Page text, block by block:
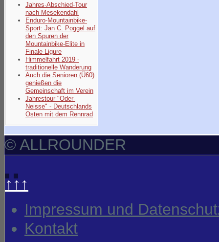
Jahres-Abschied-Tour
nach Mesekendahl
Enduro-Mountainbike-
Sport: Jan C. Poggel auf
den Spuren der
Mountainbike-Elite in
Finale Ligure
Himmelfahrt 2019 -
traditionelle Wanderung
Auch die Senioren (Ü60)
genießen die
Gemeinschaft im Verein
Jahrestour "Oder-
Neisse" - Deutschlands
Osten mit dem Rennrad
© ALLROUNDER
↑↑↑
Impressum und
Kontakt